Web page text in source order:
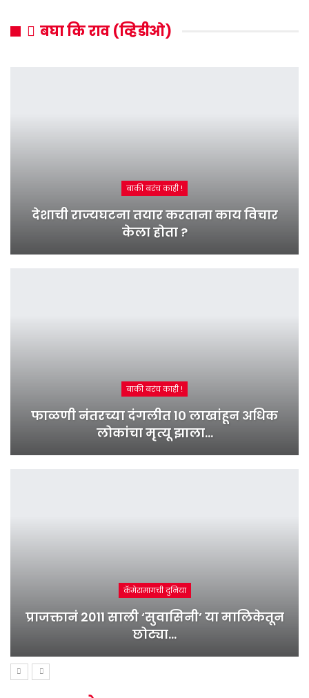
बघा कि राव (व्हिडीओ)
बाकी बरंच काही !
देशाची राज्यघटना तयार करताना काय विचार
केला होता ?
बाकी बरंच काही !
फाळणी नंतरच्या दंगलीत १० लाखांहून अधिक
लोकांचा मृत्यू झाला…
कॅमेरामागची दुनिया
प्राजक्तानं 2011 साली ‘सुवासिनी’ या मालिकेतून
छोट्या…